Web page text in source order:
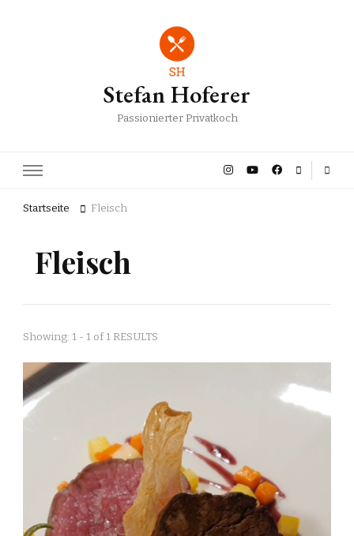
Stefan Hoferer
Passionierter Privatkoch
Startseite Fleisch
Fleisch
Showing: 1 - 1 of 1 RESULTS